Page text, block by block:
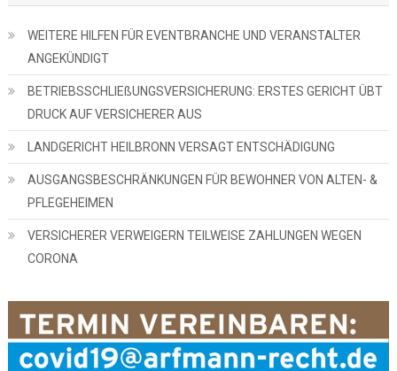
WEITERE HILFEN FÜR EVENTBRANCHE UND VERANSTALTER
ANGEKÜNDIGT
BETRIEBSSCHLIEßUNGSVERSICHERUNG: ERSTES GERICHT ÜBT
DRUCK AUF VERSICHERER AUS
LANDGERICHT HEILBRONN VERSAGT ENTSCHÄDIGUNG
AUSGANGSBESCHRÄNKUNGEN FÜR BEWOHNER VON ALTEN- &
PFLEGEHEIMEN
VERSICHERER VERWEIGERN TEILWEISE ZAHLUNGEN WEGEN
CORONA